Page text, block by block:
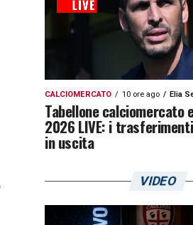
CALCIOMERCATO 10 ore ago Elia
Tabellone calciomercato
2026 LIVE: i
in uscita
VIDEO